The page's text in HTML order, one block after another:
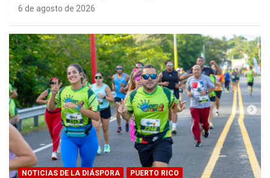
6 de agosto de 2026
NOTICIAS DE LA DIÁSPORA PUERTO RICO